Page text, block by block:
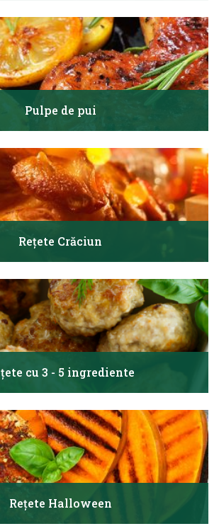
Pulpe de pui
Rețete Crăciun
cu 3 - 5 ingrediente
Rețete Halloween